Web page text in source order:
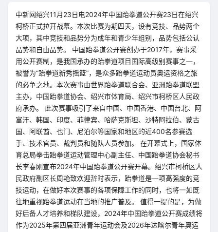
中新网绍兴11月23日电2024年中国跆拳道公开赛23日在绍兴
柯桥正式拉开战幕。本次比赛为期四天，设有竞技、品势两个
大项，其中竞技和品势分为成年和青少年组别，品势包括公认
品势和自由品势。 中国跆拳道公开赛创办于2017年，赛事采
用公开赛制，是我国承办的跆拳道项目国际高级别赛事之一，
被誉为“跆拳道新秀摇篮”，是众多跆拳道运动员奥运资格之旅
的必争之地。本次赛事由世界跆拳道联合会、亚洲跆拳道联盟
主办，中国跆拳道协会、绍兴市体育局、绍兴市柯桥区人民政
府承办。 此次赛事吸引了来自中国、中国香港、中国台北、阿
富汗、韩国、印度、菲律宾、哈萨克斯坦、沙特阿拉伯、蒙古
国、阿联酋、也门、尼泊尔等国家和地区的近400名参赛选
手、技术官员、裁判员和随队人员参加。 在开幕式上，国家体
育总局拳击跆拳道运动管理中心副主任、中国跆拳道协会秘书
长李春刚宣布2024年中国跆拳道公开赛开幕。绍兴市柯桥区人
民政府副区长周艳致欢迎辞时表示，跆拳道是一项高强度的竞
技运动，在做好本次赛事的各项保障工作的同时，也将一如既
往地重视跆拳道运动在当地的推广普及。 值得一提的是，为做
好后备人才培养和梯队建设，2024年中国跆拳道公开赛成绩将
作为2025年第四届亚洲青年运动会及2026年达喀尔青年奥运